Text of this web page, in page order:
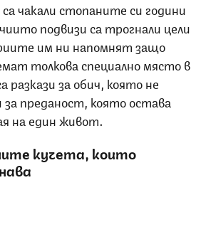
чакали стопаните си години
подвизи са трогнали цели
им ни напомнят защо
толкова специално място в
разкази за обич, която не
за преданост, която остава
на един живот.
кучета, които